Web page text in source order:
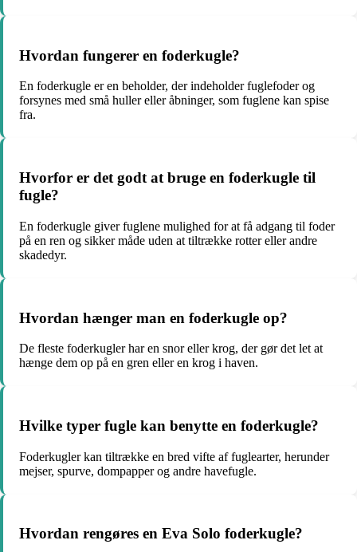
Hvordan fungerer en foderkugle?
En foderkugle er en beholder, der indeholder fuglefoder og
forsynes med små huller eller åbninger, som fuglene kan spise
fra.
Hvorfor er det godt at bruge en foderkugle til
fugle?
En foderkugle giver fuglene mulighed for at få adgang til foder
på en ren og sikker måde uden at tiltrække rotter eller andre
skadedyr.
Hvordan hænger man en foderkugle op?
De fleste foderkugler har en snor eller krog, der gør det let at
hænge dem op på en gren eller en krog i haven.
Hvilke typer fugle kan benytte en foderkugle?
Foderkugler kan tiltrække en bred vifte af fuglearter, herunder
mejser, spurve, dompapper og andre havefugle.
Hvordan rengøres en Eva Solo foderkugle?